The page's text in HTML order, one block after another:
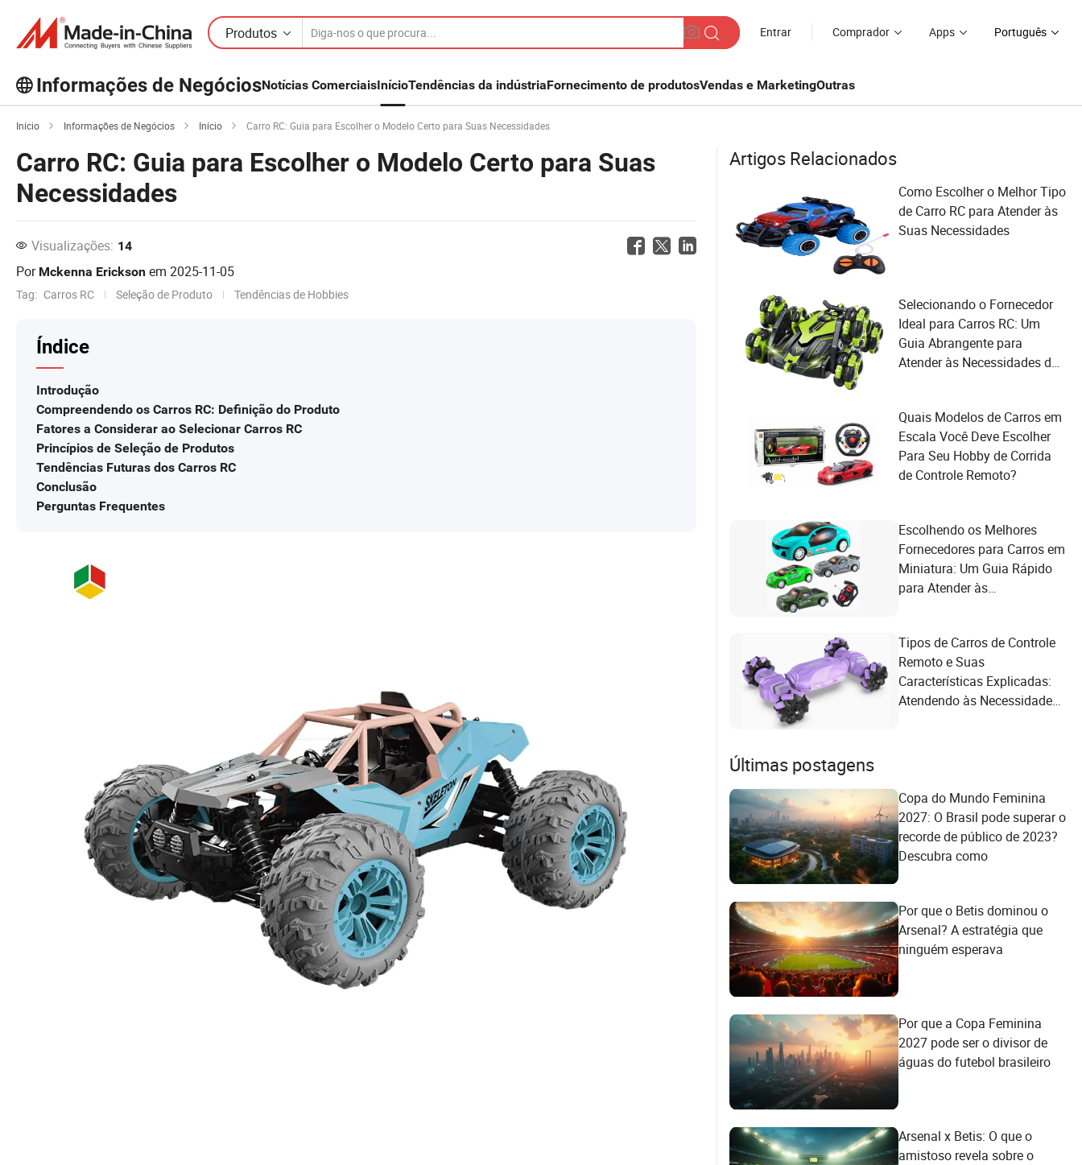
Produtos Entrar Comprador Apps Português
Informações de NegóciosNotícias ComerciaisInícioTendências da indústriaFornecimento de produtosVendas e MarketingOutras
Veja Mais
Início Informações de Negócios Início Carro RC: Guia para Escolher o Modelo Certo para Suas Necessidades
Carro RC: Guia para Escolher o Modelo Certo para Suas
Necessidades
Visualizações: 14
Por Mckenna Erickson em 2025-11-05
Tag: Carros RC Seleção de Produto Tendências de Hobbies
Índice
Introdução
Compreendendo os Carros RC: Definição do Produto
Fatores a Considerar ao Selecionar Carros RC
Princípios de Seleção de Produtos
Tendências Futuras dos Carros RC
Conclusão
Perguntas Frequentes
Artigos Relacionados
Como Escolher o Melhor Tipo
de Carro RC para Atender às
Suas Necessidades
Selecionando o Fornecedor
Ideal para Carros RC: Um
Guia Abrangente para
Atender às Necessidades do
Quais Modelos de Carros em
Escala Você Deve Escolher
Para Seu Hobby de Corrida
de Controle Remoto?
Escolhendo os Melhores
Fornecedores para Carros em
Miniatura: Um Guia Rápido
para Atender às
Tipos de Carros de Controle
Remoto e Suas
Características Explicadas:
Atendendo às Necessidades
Últimas postagens
Copa do Mundo Feminina
2027: O Brasil pode superar o
recorde de público de 2023?
Descubra como
Por que o Betis dominou o
Arsenal? A estratégia que
ninguém esperava
Por que a Copa Feminina
2027 pode ser o divisor de
águas do futebol brasileiro
Arsenal x Betis: O que o
amistoso revela sobre o